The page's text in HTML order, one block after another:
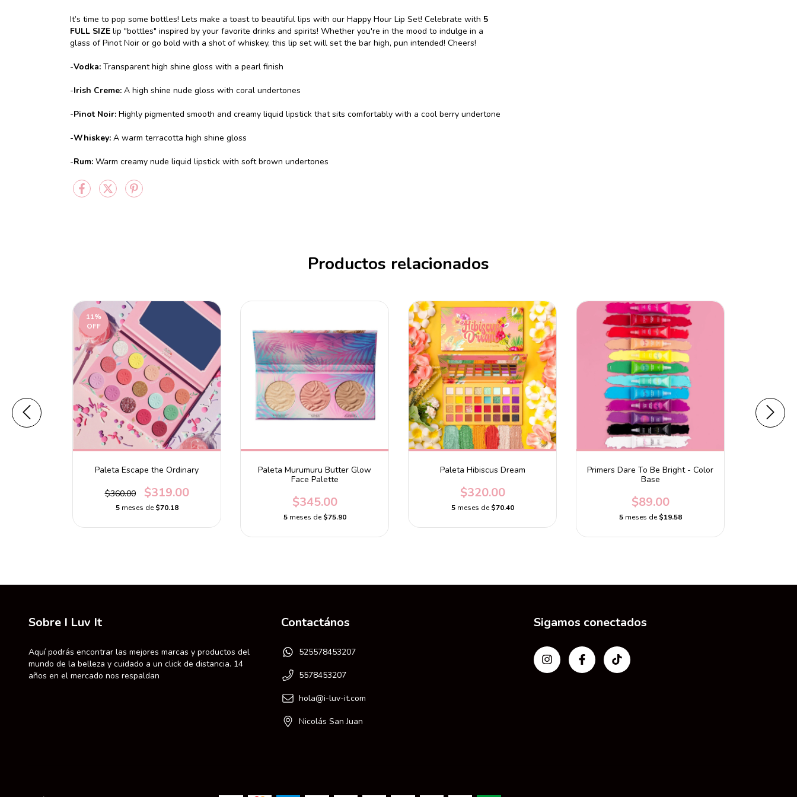
It’s time to pop some bottles! Lets make a toast to beautiful lips with our Happy Hour Lip Set! Celebrate with 5
FULL SIZE lip "bottles" inspired by your favorite drinks and spirits! Whether you're in the mood to indulge in a
glass of Pinot Noir or go bold with a shot of whiskey, this lip set will set the bar high, pun intended! Cheers!
-Vodka: Transparent high shine gloss with a pearl finish
-Irish Creme: A high shine nude gloss with coral undertones
-Pinot Noir: Highly pigmented smooth and creamy liquid lipstick that sits comfortably with a cool berry undertone
-Whiskey: A warm terracotta high shine gloss
-Rum: Warm creamy nude liquid lipstick with soft brown undertones
Productos relacionados
11%
OFF
Paleta Escape the Ordinary
$360.00 $319.00
5 meses de$70.18
Paleta Murumuru Butter Glow
Face Palette
$345.00
5 meses de$75.90
Paleta Hibiscus Dream
$320.00
5 meses de$70.40
Primers Dare To Be Bright - Color
Base
$89.00
5 meses de$19.58
Sobre I Luv It
Aquí podrás encontrar las mejores marcas y productos del
mundo de la belleza y cuidado a un click de distancia. 14
años en el mercado nos respaldan
Contactános
525578453207
5578453207
hola@i-luv-it.com
Nicolás San Juan
Sigamos conectados